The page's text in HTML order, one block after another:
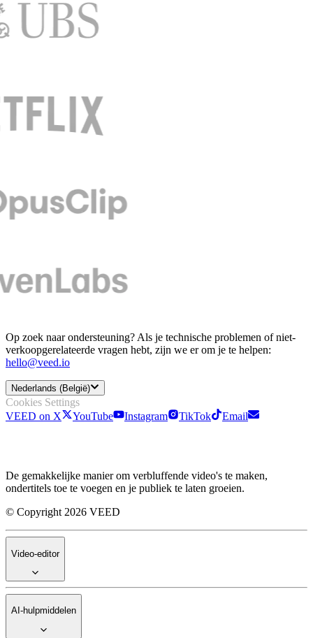
Op zoek naar ondersteuning? Als je technische problemen of niet-
verkoopgerelateerde vragen hebt, zijn we er om je te helpen:
hello@veed.io
Nederlands (België)
Cookies Settings
VEED on X
YouTube Instagram TikTok Email
De gemakkelijke manier om verbluffende video's te maken,
ondertitels toe te voegen en je publiek te laten groeien.
© Copyright 2026 VEED
Video-editor
AI-hulpmiddelen